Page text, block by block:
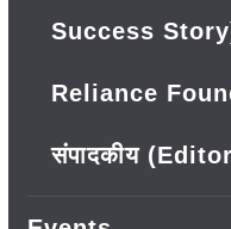
Success
Reliance
संपादकीय